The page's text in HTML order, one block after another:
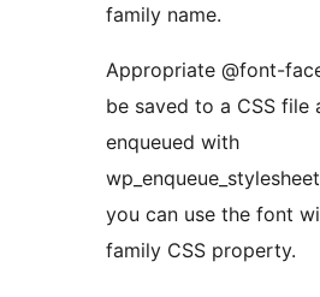
family name.
Appropriate @font-
be saved to a CSS file
enqueued with
you can use the font
family CSS property.